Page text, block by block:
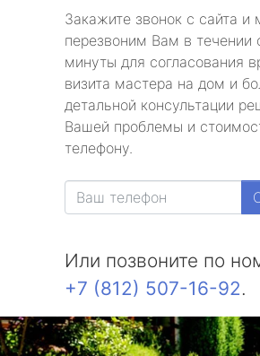
Закажите звонок с сайта и
перезвоним Вам в течении
минуты для согласования
визита мастера на дом и
детальной консультации
Вашей проблемы и
телефону.
Или позвоните по
+7 (812) 507-16-92.